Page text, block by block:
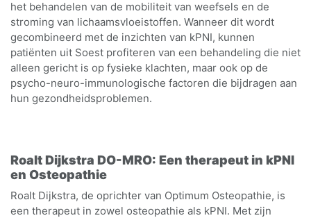
het behandelen van de mobiliteit van weefsels en de
stroming van lichaamsvloeistoffen. Wanneer dit wordt
gecombineerd met de inzichten van kPNI, kunnen
patiënten uit Soest profiteren van een behandeling die niet
alleen gericht is op fysieke klachten, maar ook op de
psycho-neuro-immunologische factoren die bijdragen aan
hun gezondheidsproblemen.
Roalt Dijkstra DO-MRO: Een therapeut in kPNI
en Osteopathie
Roalt Dijkstra, de oprichter van Optimum Osteopathie, is
een therapeut in zowel osteopathie als kPNI. Met zijn